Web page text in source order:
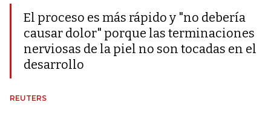
El proceso es más rápido y "no debería
causar dolor" porque las terminaciones
nerviosas de la piel no son tocadas en el
desarrollo
REUTERS